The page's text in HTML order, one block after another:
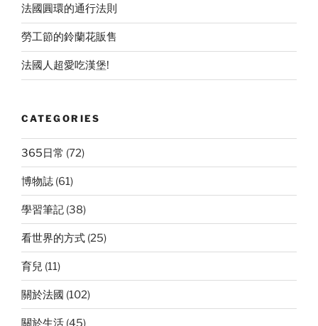
法國圓環的通行法則
勞工節的鈴蘭花販售
法國人超愛吃漢堡!
CATEGORIES
365日常 (72)
博物誌 (61)
學習筆記 (38)
看世界的方式 (25)
育兒 (11)
關於法國 (102)
關於生活 (45)